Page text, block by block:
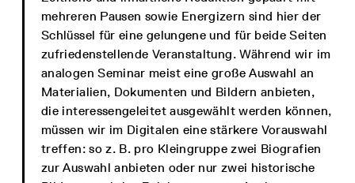
mehreren Pausen sowie Energizern sind hier der
Schlüssel für eine gelungene und für beide Seiten
zufriedenstellende Veranstaltung. Während wir im
analogen Seminar meist eine große Auswahl an
Materialien, Dokumenten und Bildern anbieten,
die interessengeleitet ausgewählt werden können,
müssen wir im Digitalen eine stärkere Vorauswahl
treffen: so z. B. pro Kleingruppe zwei Biografien
zur Auswahl anbieten oder nur zwei historische